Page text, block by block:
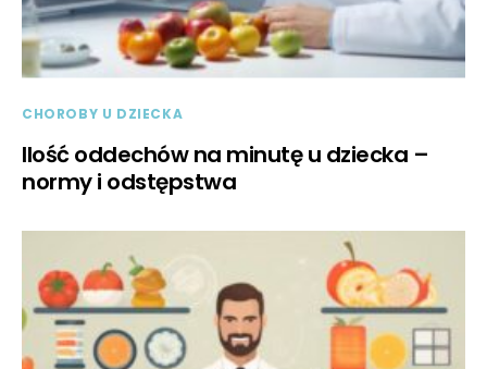
CHOROBY U DZIECKA
Ilość oddechów na minutę u dziecka –
normy i odstępstwa